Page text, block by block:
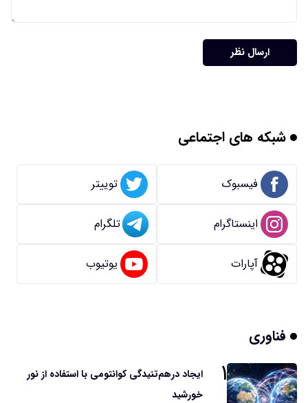
ارسال نظر
شبکه های اجتماعی
فیسبوک توییتر
اینستاگرام تلگرام
آپارات یوتیوب
فناوری
۱
ایجاد درهم‌تنیدگی کوانتومی با استفاده از نور
خورشید